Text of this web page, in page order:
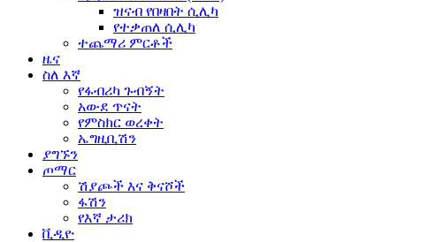
ዝናብ የበዛበት ሲሊካ
የተቃጠለ ሲሊካ
ተጨማሪ ምርቶች
ዜና
ስለ እኛ
የፋብሪካ ጉብኝት
አውደ ጥናት
የምስክር ወረቀት
ኤግዚቢሽን
ያግኙን
ጦማር
ሽያጮች እና ቅናሾች
ፋሽን
የእኛ ታሪክ
ቪዲዮ